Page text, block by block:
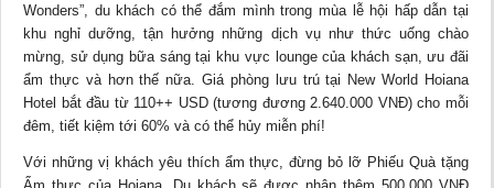
Wonders”, du khách có thể đắm mình trong mùa lễ hội hấp dẫn tại
khu nghỉ dưỡng, tận hưởng những dịch vụ như thức uống chào
mừng, sử dụng bữa sáng tại khu vực lounge của khách sạn, ưu đãi
ẩm thực và hơn thế nữa. Giá phòng lưu trú tại New World Hoiana
Hotel bắt đầu từ 110++ USD (tương đương 2.640.000 VNĐ) cho mỗi
đêm, tiết kiệm tới 60% và có thể hủy miễn phí!
Với những vị khách yêu thích ẩm thực, đừng bỏ lỡ Phiếu Quà tặng